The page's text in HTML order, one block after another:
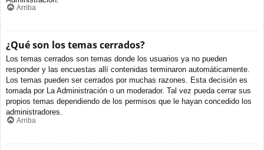
Arriba
¿Qué son los temas cerrados?
Los temas cerrados son temas donde los usuarios ya no pueden
responder y las encuestas allí contenidas terminaron automáticamente.
Los temas pueden ser cerrados por muchas razones. Esta decisión es
tomada por La Administración o un moderador. Tal vez pueda cerrar sus
propios temas dependiendo de los permisos que le hayan concedido los
administradores.
Arriba